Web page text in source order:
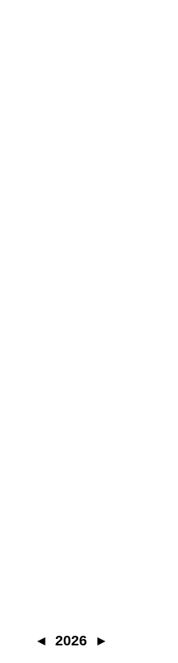
◂ 2026 ▸